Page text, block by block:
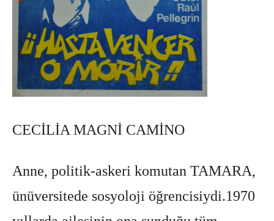
CECİLİA MAGNİ CAMİNO
Anne, politik-askeri komutan TAMARA,
ünüversitede sosyoloji öğrencisiydi.1970